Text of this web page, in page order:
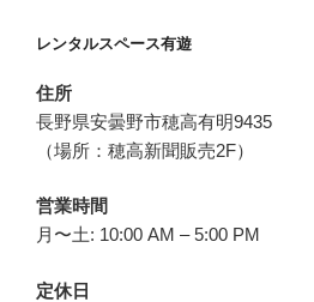
ン
レンタルスペース有遊
住所
長野県安曇野市穂高有明9435
（場所：穂高新聞販売2F）
営業時間
月〜土: 10:00 AM – 5:00 PM
定休日